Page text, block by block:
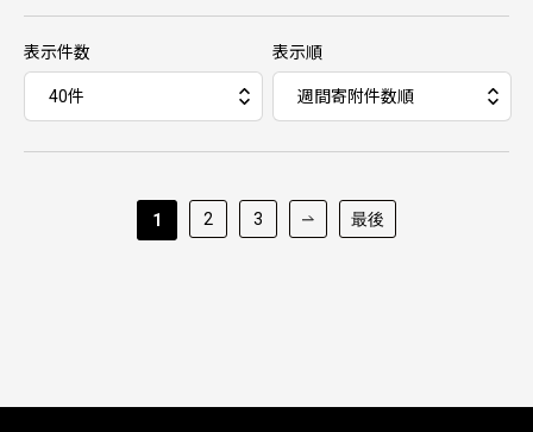
表示件数 表示順
1 2 3 最後